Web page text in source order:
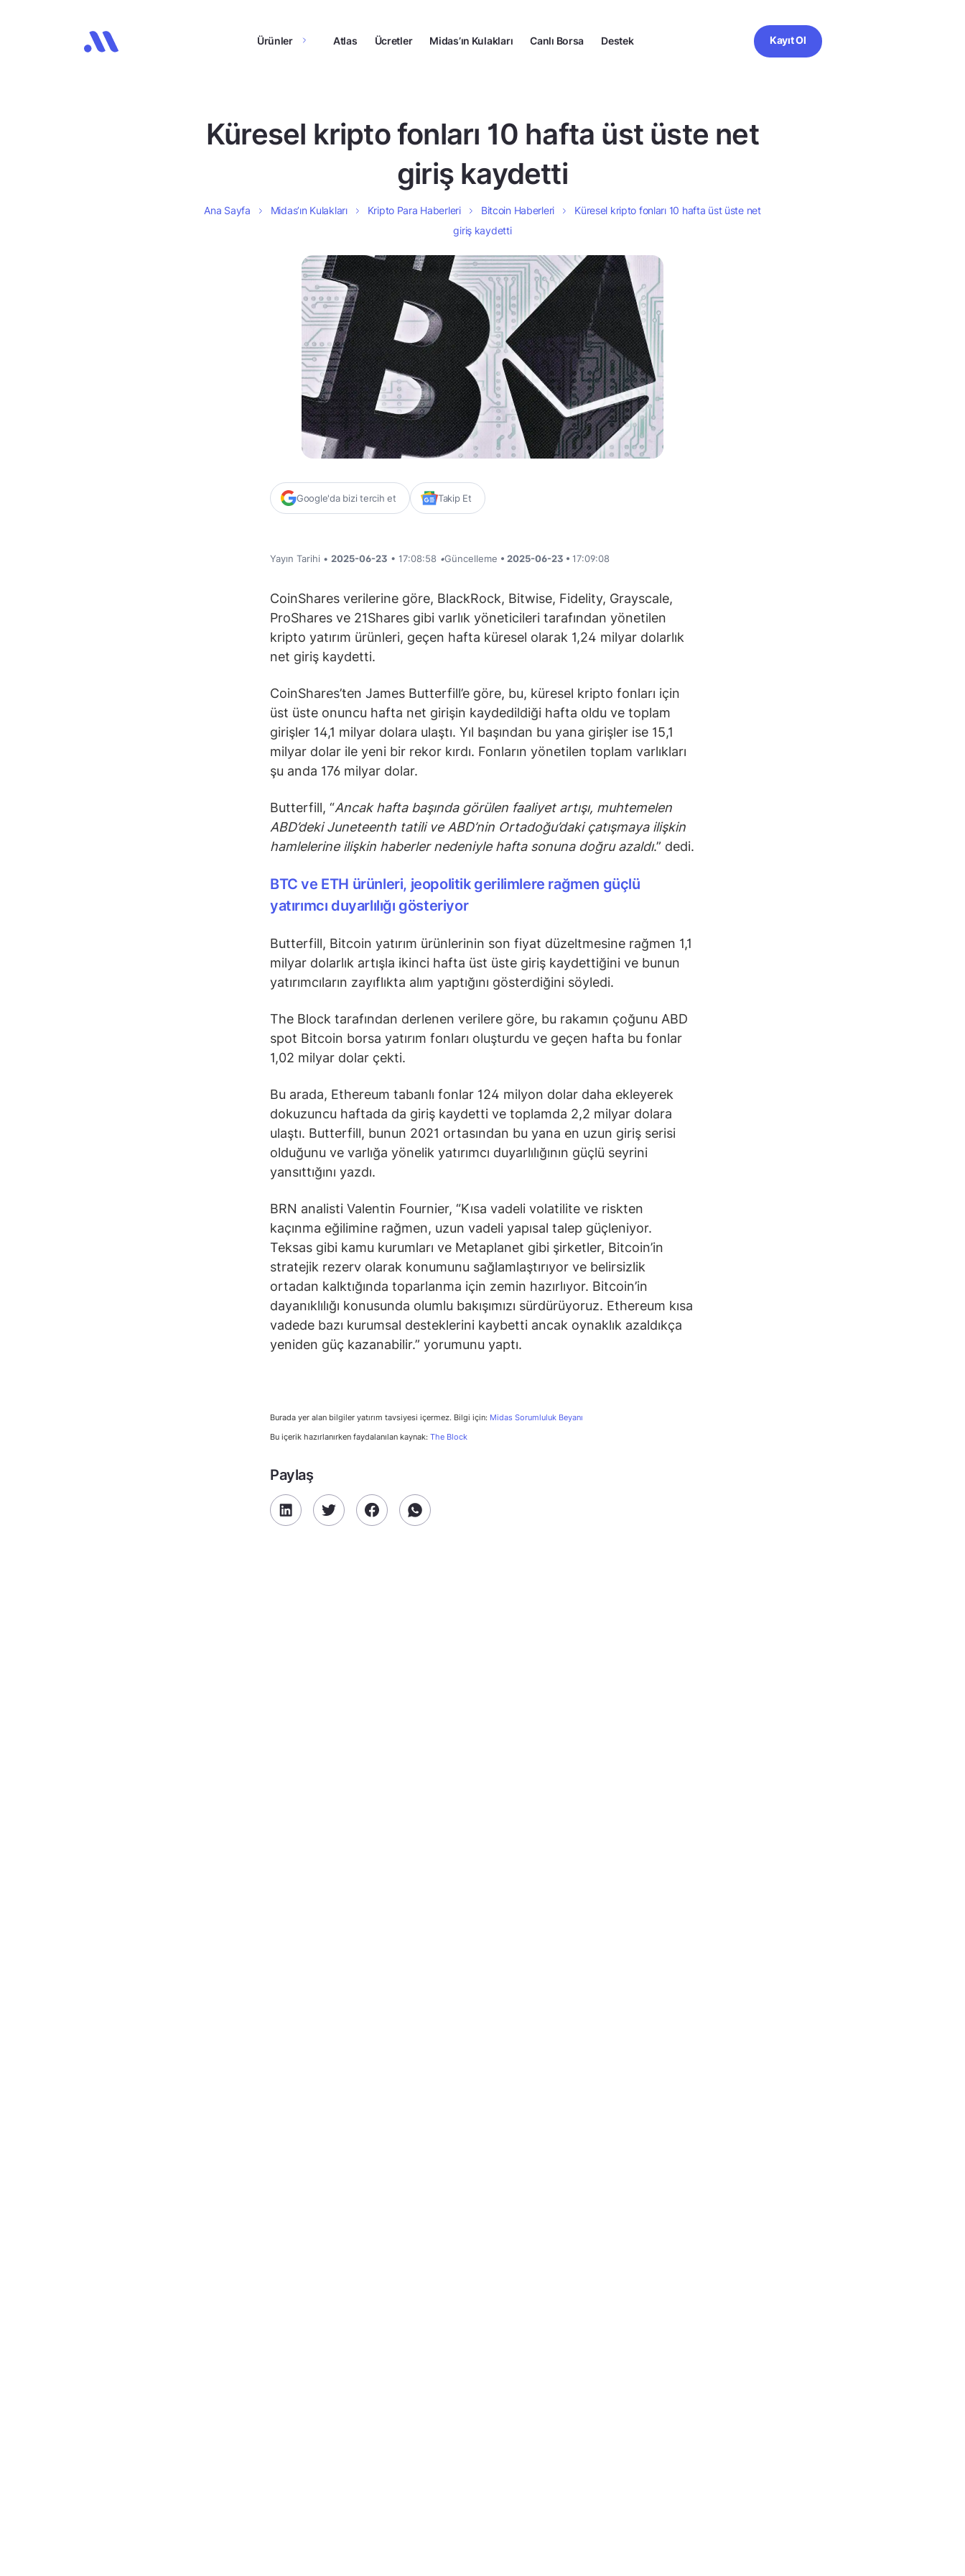
Ürünler Atlas Ücretler Midas’ın Kulakları Canlı Borsa Destek Kayıt Ol
Küresel kripto fonları 10 hafta üst üste net
giriş kaydetti
Ana Sayfa Midas’ın Kulakları Kripto Para Haberleri Bitcoin Haberleri
Küresel kripto fonları 10 hafta üst üste net
giriş kaydetti
Google'da bizi tercih et Takip Et
Yayın Tarihi • 2025-06-23 • 17:08:58 •Güncelleme • 2025-06-23 • 17:09:08
CoinShares verilerine göre, BlackRock, Bitwise, Fidelity, Grayscale,
ProShares ve 21Shares gibi varlık yöneticileri tarafından yönetilen
kripto yatırım ürünleri, geçen hafta küresel olarak 1,24 milyar dolarlık
net giriş kaydetti.
CoinShares’ten James Butterfill’e göre, bu, küresel kripto fonları için
üst üste onuncu hafta net girişin kaydedildiği hafta oldu ve toplam
girişler 14,1 milyar dolara ulaştı. Yıl başından bu yana girişler ise 15,1
milyar dolar ile yeni bir rekor kırdı. Fonların yönetilen toplam varlıkları
şu anda 176 milyar dolar.
Butterfill, “Ancak hafta başında görülen faaliyet artışı, muhtemelen
ABD’deki Juneteenth tatili ve ABD’nin Ortadoğu’daki çatışmaya ilişkin
hamlelerine ilişkin haberler nedeniyle hafta sonuna doğru azaldı.” dedi.
BTC ve ETH ürünleri, jeopolitik gerilimlere rağmen güçlü
yatırımcı duyarlılığı gösteriyor
Butterfill, Bitcoin yatırım ürünlerinin son fiyat düzeltmesine rağmen 1,1
milyar dolarlık artışla ikinci hafta üst üste giriş kaydettiğini ve bunun
yatırımcıların zayıflıkta alım yaptığını gösterdiğini söyledi.
The Block tarafından derlenen verilere göre, bu rakamın çoğunu ABD
spot Bitcoin borsa yatırım fonları oluşturdu ve geçen hafta bu fonlar
1,02 milyar dolar çekti.
Bu arada, Ethereum tabanlı fonlar 124 milyon dolar daha ekleyerek
dokuzuncu haftada da giriş kaydetti ve toplamda 2,2 milyar dolara
ulaştı. Butterfill, bunun 2021 ortasından bu yana en uzun giriş serisi
olduğunu ve varlığa yönelik yatırımcı duyarlılığının güçlü seyrini
yansıttığını yazdı.
BRN analisti Valentin Fournier, “Kısa vadeli volatilite ve riskten
kaçınma eğilimine rağmen, uzun vadeli yapısal talep güçleniyor.
Teksas gibi kamu kurumları ve Metaplanet gibi şirketler, Bitcoin’in
stratejik rezerv olarak konumunu sağlamlaştırıyor ve belirsizlik
ortadan kalktığında toparlanma için zemin hazırlıyor. Bitcoin’in
dayanıklılığı konusunda olumlu bakışımızı sürdürüyoruz. Ethereum kısa
vadede bazı kurumsal desteklerini kaybetti ancak oynaklık azaldıkça
yeniden güç kazanabilir.” yorumunu yaptı.
Burada yer alan bilgiler yatırım tavsiyesi içermez. Bilgi için: Midas Sorumluluk Beyanı
Bu içerik hazırlanırken faydalanılan kaynak: The Block
Paylaş